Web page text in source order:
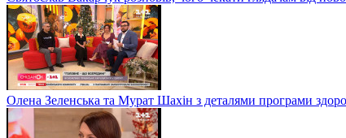
Олена Зеленська та Мурат Шахін з деталями програми